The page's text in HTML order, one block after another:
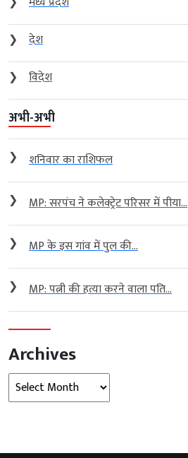
❯
देश
❯
विदेश
अभी-अभी
❯ शनिवार का राशिफल
❯ MP: सरपंच ने कलेक्ट्रेट परिसर में पीया...
❯ MP के इस गांव में पुल की...
❯ MP: पत्नी की हत्या करने वाला पति...
Archives
Archives